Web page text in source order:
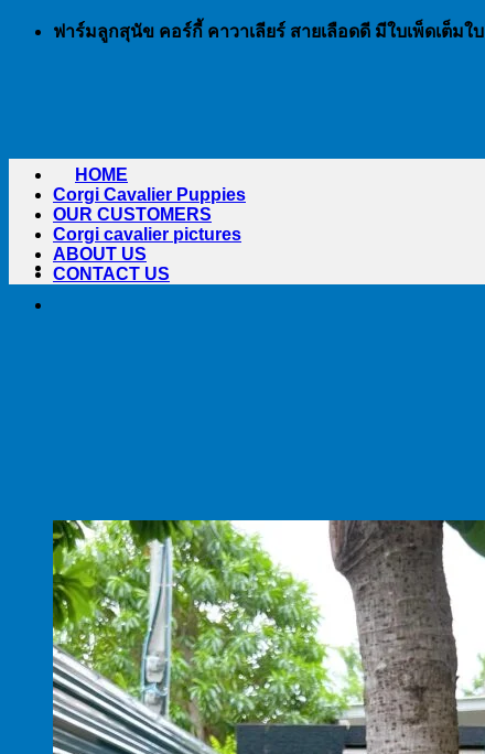
Skip
ฟาร์มลูกสุนัข คอร์กี้ คาวาเลียร์ สายเลือดดี มีใบเพ็ดเต็มใบ
HOME
Corgi Cavalier Puppies
OUR CUSTOMERS
Corgi cavalier pictures
ABOUT US
CONTACT US